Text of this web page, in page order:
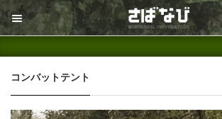
サイト内検索
コンバットテント
サイト内検索